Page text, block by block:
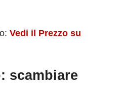
Vedi il Prezzo su
scambiare